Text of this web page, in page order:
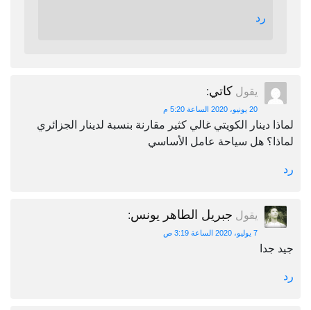
رد
يقول كاتي:
20 يونيو، 2020 الساعة 5:20 م
لماذا دينار الكويتي غالي كثير مقارنة بنسبة لدينار الجزائري
لماذا؟ هل سياحة عامل الأساسي
رد
يقول جبريل الطاهر يونس:
7 يوليو، 2020 الساعة 3:19 ص
جيد جدا
رد